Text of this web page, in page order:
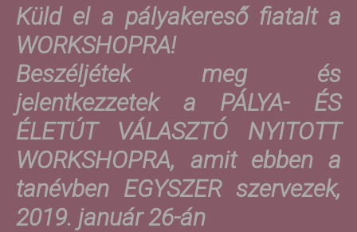
Küld el a pályakereső fiatalt a
WORKSHOPRA!
Beszéljétek meg és
jelentkezzetek a PÁLYA- ÉS
ÉLETÚT VÁLASZTÓ NYITOTT
WORKSHOPRA, amit ebben a
tanévben EGYSZER szervezek,
2019. január 26-án